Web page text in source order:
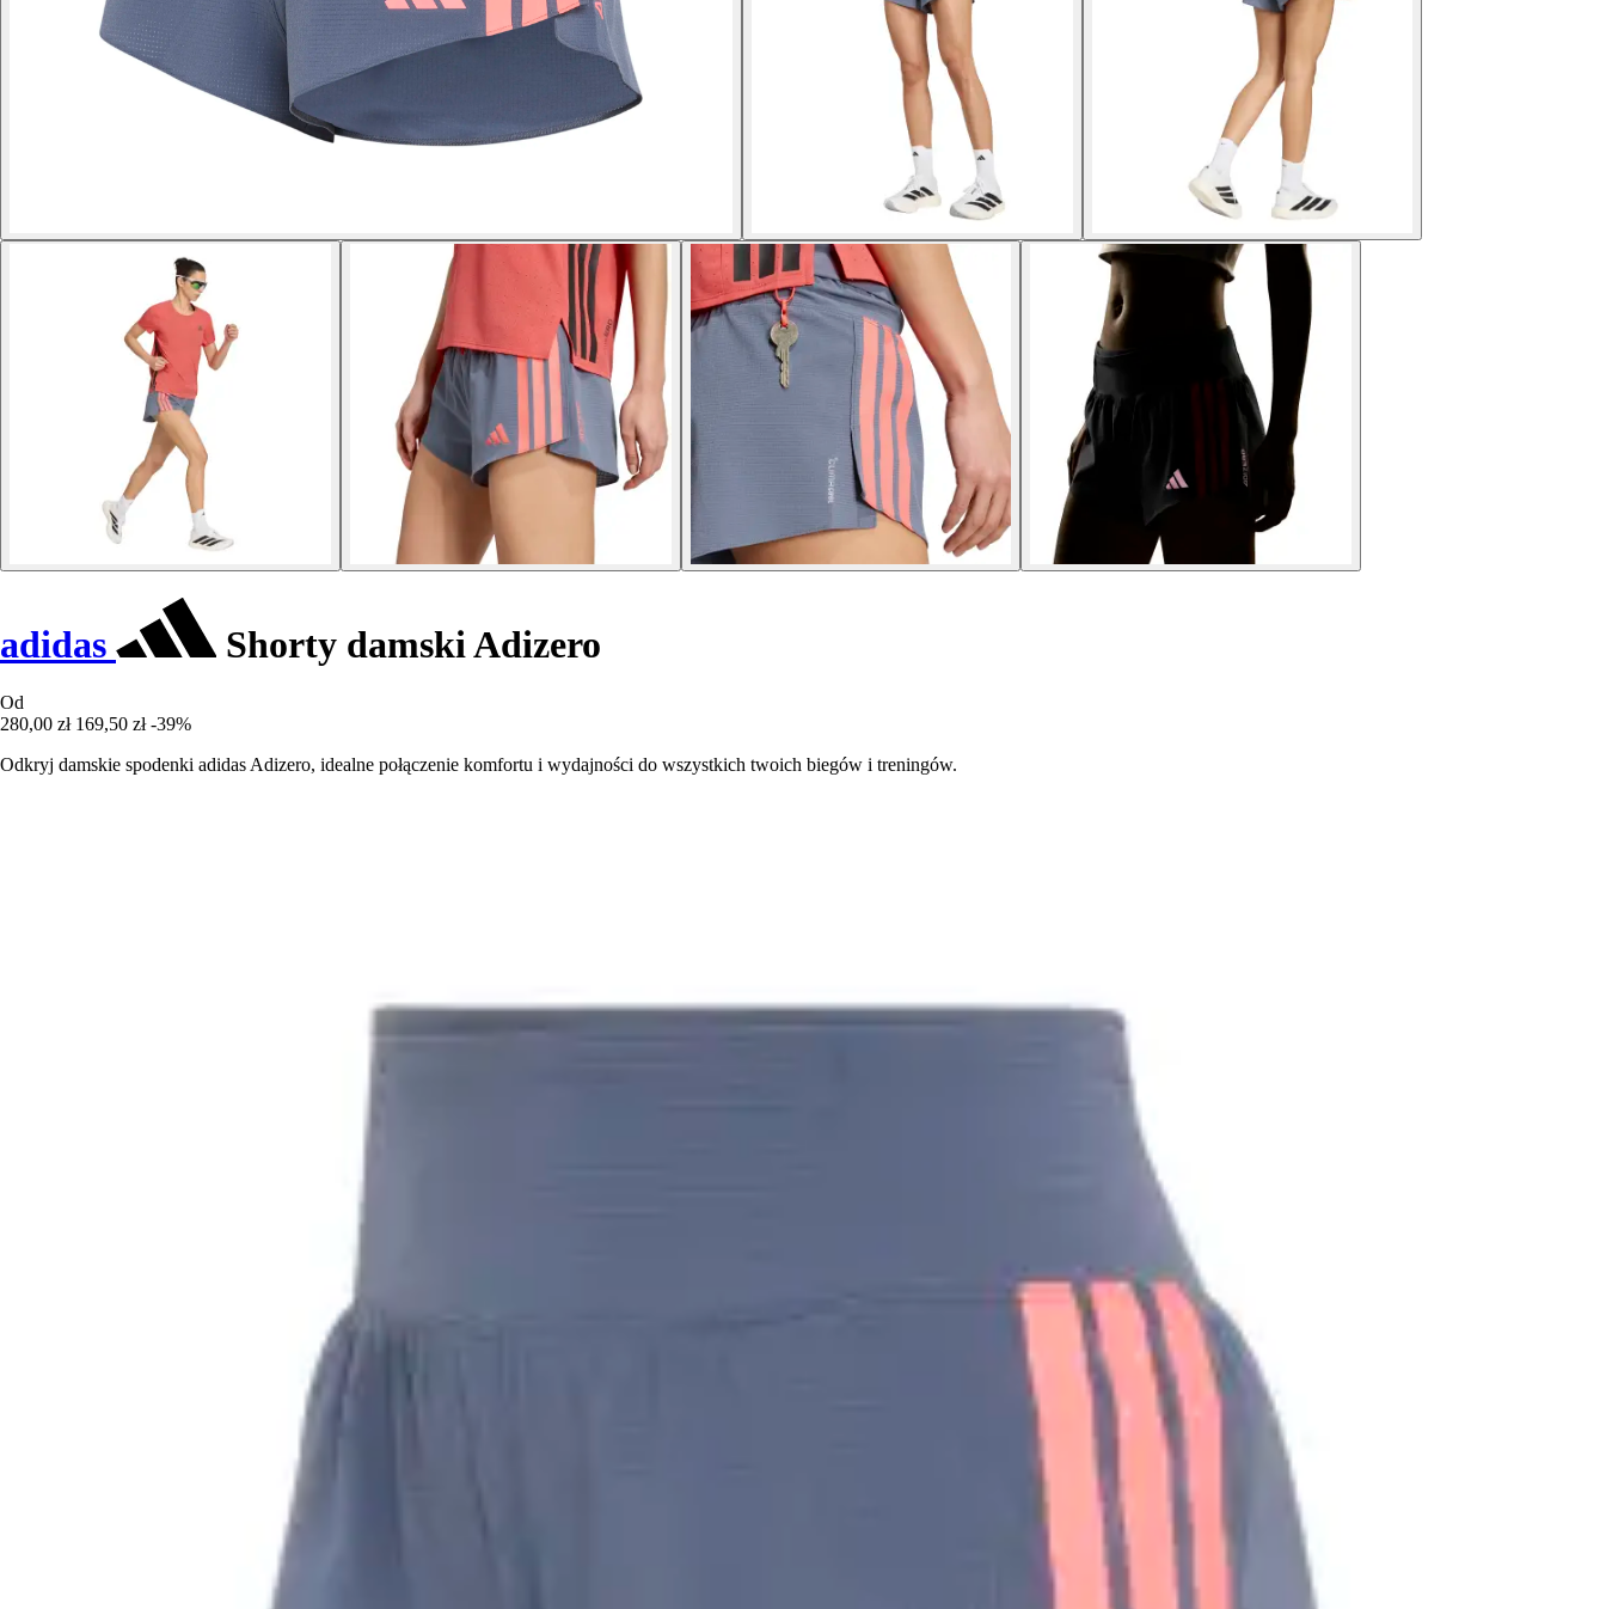
adidas Shorty damski Adizero
Od
280,00 zł 169,50 zł -39%
Odkryj damskie spodenki adidas Adizero, idealne połączenie komfortu i wydajności do wszystkich twoich biegów i treningów.